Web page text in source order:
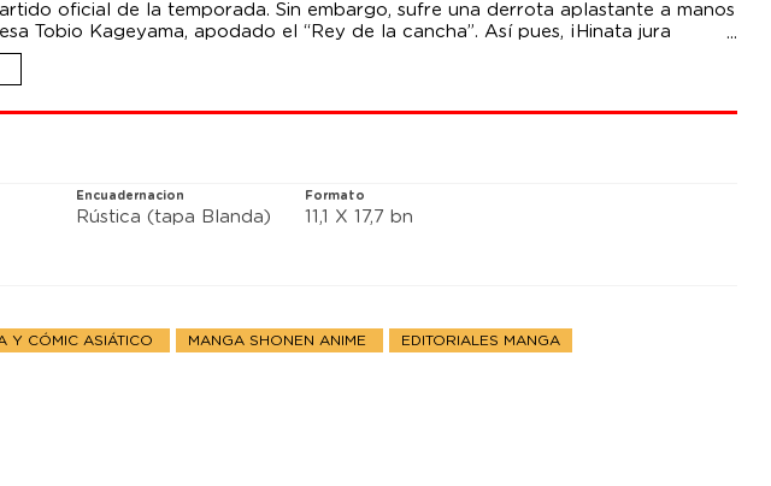
oficial de la temporada. Sin embargo, sufre una derrota aplastante a manos
Tobio Kageyama, apodado el “Rey de la cancha”. Así pues, ¡Hinata jura
plaza para entrar en el Club de vóleibol de la escuela superior Karasuno!
Encuadernacion
Rústica (tapa Blanda)
Formato
11,1 X 17,7 bn
Y CÓMIC ASIÁTICO MANGA SHONEN ANIME EDITORIALES MANGA